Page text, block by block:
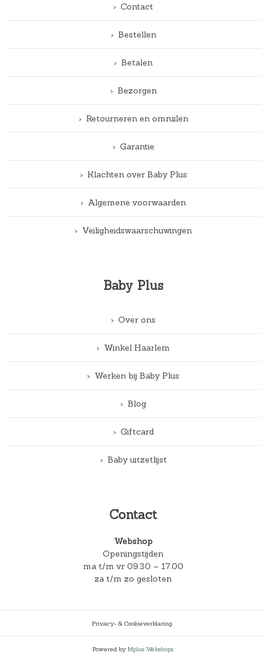
Contact
Bestellen
Betalen
Bezorgen
Retourneren en omruilen
Garantie
Klachten over Baby Plus
Algemene voorwaarden
Veiligheidswaarschuwingen
Baby Plus
Over ons
Winkel Haarlem
Werken bij Baby Plus
Blog
Giftcard
Baby uitzetlijst
Contact
Webshop
Openingstijden
ma t/m vr 09.30 – 17.00
za t/m zo gesloten
Privacy- & Cookieverklaring
Powered by Mplus Webshops